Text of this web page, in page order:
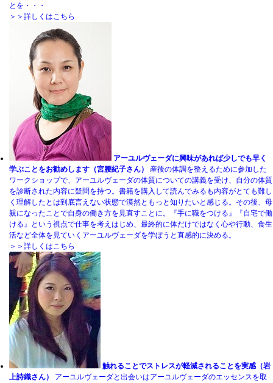
とを・・・
＞＞詳しくはこちら
アーユルヴェーダに興味があれば少しでも早く
学ぶことをお勧めします（宮腰紀子さん）
産後の体調を整えるために参加した
ワークショップで、アーユルヴェーダの体質についての講義を受け、自分の体質
を診断された内容に疑問を持つ。書籍を購入して読んでみるも内容がとても難し
く理解したとは到底言えない状態で漠然ともっと知りたいと感じる。その後、母
親になったことで自身の働き方を見直すことに。『手に職をつける』『自宅で働
ける』という視点で仕事を考えはじめ、最終的に体だけではなく心や行動、食生
活など全体を見ていくアーユルヴェーダを学ぼうと直感的に決める。
＞＞詳しくはこちら
触れることでストレスが軽減されることを実感（岩
上詩織さん）
アーユルヴェーダと出会いはアーユルヴェーダのエッセンスを取